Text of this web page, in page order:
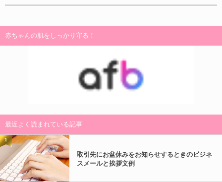
赤ちゃんの肌をしっかり守る！
最近よく読まれている記事
1
取引先にお盆休みをお知らせするときのビジネ
スメールと挨拶文例